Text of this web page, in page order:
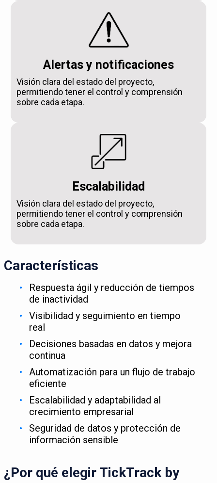
Alertas y notificaciones
Visión clara del estado del proyecto,
permitiendo tener el control y comprensión
sobre cada etapa.
Escalabilidad
Visión clara del estado del proyecto,
permitiendo tener el control y comprensión
sobre cada etapa.
Características
Respuesta ágil y reducción de tiempos
de inactividad
Visibilidad y seguimiento en tiempo
real
Decisiones basadas en datos y mejora
continua
Automatización para un flujo de trabajo
eficiente
Escalabilidad y adaptabilidad al
crecimiento empresarial
Seguridad de datos y protección de
información sensible
¿Por qué elegir TickTrack by